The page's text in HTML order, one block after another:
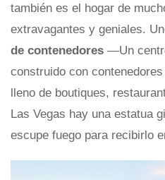
también es el hogar de
extravagantes y geniales.
de contenedores —Un
construido con
lleno de boutiques,
Las Vegas hay una estatua
escupe fuego para recibirlo